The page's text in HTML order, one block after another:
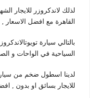
القاهرة مع افضل الاسعار
بالتالي سيارة
السياحية في الواحات و
لدينا اسطول ضخم من
للايجار بسائق او بدون ,